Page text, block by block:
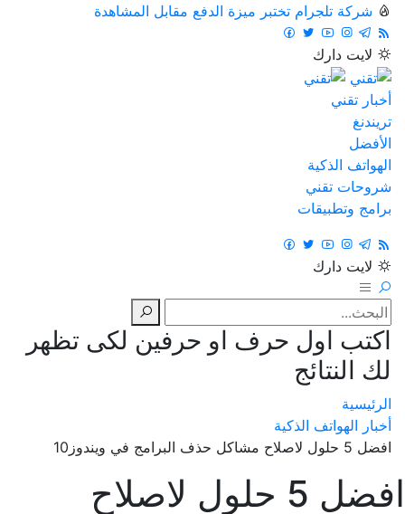
شركة تلجرام تختبر ميزة الدفع مقابل المشاهدة
لايت دارك
أخبار تقني
تريندنغ
الأفضل
الهواتف الذكية
شروحات تقني
برامج وتطبيقات
لايت دارك
اكتب اول حرف او حرفين لكى تظهر
لك النتائج
الرئيسية
أخبار الهواتف الذكية
افضل 5 حلول لاصلاح مشاكل حذف البرامج في ويندوز10
افضل 5 حلول لاصلاح